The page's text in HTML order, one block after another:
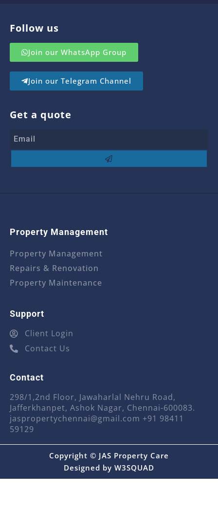
Follow us
Join our WhatsApp Group
Join our Telegram Channel
Get a quote
Property Management
Property Management
Repairs & Renovation
Property Maintenance
Support
Client Login
Contact Us
Contact
298/1,2nd Floor, Jawaharlal Nehru Road,
Jafferkhanpet, Ashok Nagar, Chennai-600083.
jaspropertychennai@gmail.com +91 98411
59129
Copyright © JAS Property Care
Designed by W3SQUAD